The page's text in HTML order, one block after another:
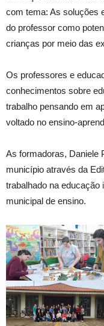
com tema: As soluções
do professor como
crianças por meio das
Os professores e
conhecimentos sobre
trabalho pensando em
voltado no ensino-
As formadoras, Daniele
município através da
trabalhado na
municipal de ensino.